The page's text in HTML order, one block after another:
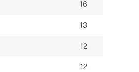
16
13
12
12